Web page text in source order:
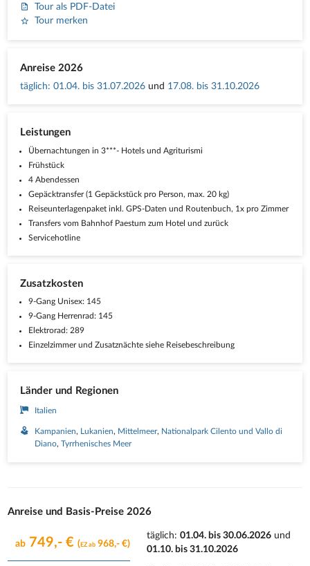
Tour als PDF-Datei
Tour merken
Anreise 2026
täglich: 01.04. bis 31.07.2026 und 17.08. bis 31.10.2026
Leistungen
Übernachtungen in 3***- Hotels und Agriturismi
Frühstück
4 Abendessen
Gepäcktransfer (1 Gepäckstück pro Person, max. 20 kg)
Reiseunterlagenpaket inkl. GPS-Daten und Routenbuch, 1x pro Zimmer
Transfers vom Bahnhof Paestum zum Hotel und zurück
Servicehotline
Zusatzkosten
9-Gang Unisex: 145
9-Gang Herrenrad: 145
Elektrorad: 289
Einzelzimmer und Zusatznächte siehe Reisebeschreibung
Länder und Regionen
Italien
Kampanien Lukanien Mittelmeer Nationalpark Cilento und Vallo di
Diano Tyrrhenisches Meer
Anreise und Basis-Preise 2026
ab 749,- € (EZ ab 968,- €)
täglich: 01.04. bis 30.06.2026 und
01.10. bis 31.10.2026